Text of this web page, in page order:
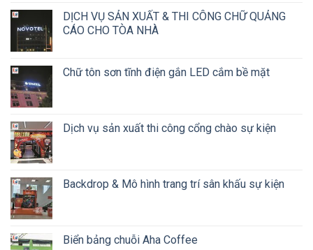
DỊCH VỤ SẢN XUẤT & THI CÔNG CHỮ QUẢNG
CÁO CHO TÒA NHÀ
Chữ tôn sơn tĩnh điện gắn LED cắm bề mặt
Dịch vụ sản xuất thi công cổng chào sự kiện
Backdrop & Mô hình trang trí sân khấu sự kiện
Biển bảng chuỗi Aha Coffee